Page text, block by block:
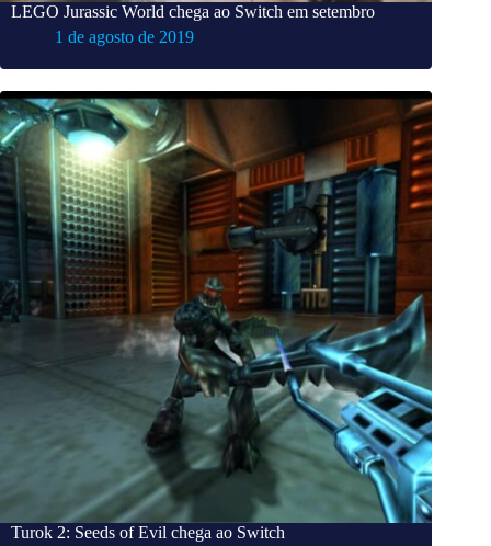
LEGO Jurassic World chega ao Switch em setembro
1 de agosto de 2019
Turok 2: Seeds of Evil chega ao Switch